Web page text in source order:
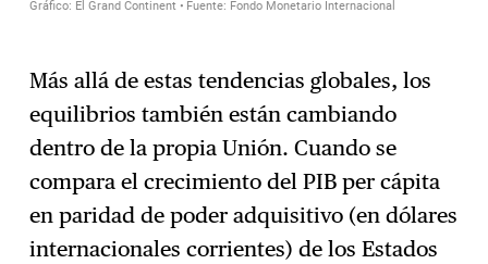
Más allá de estas tendencias globales, los
equilibrios también están cambiando
dentro de la propia Unión. Cuando se
compara el crecimiento del PIB per cápita
en paridad de poder adquisitivo (en dólares
internacionales corrientes) de los Estados